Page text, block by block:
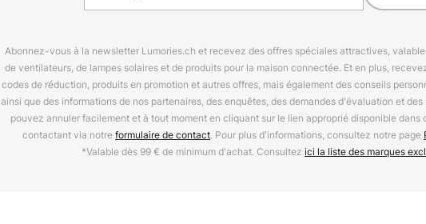
Abonnez-vous à la newsletter Lumories.ch et recevez des offres spéciales attractives,
de ventilateurs, de lampes solaires et de produits pour la maison connectée. Et en plus,
codes de réduction, produits en promotion et autres offres, mais également des conseils
ainsi que des informations de nos partenaires, des enquêtes, des demandes d'évaluation et
pouvez annuler facilement et à tout moment en cliquant sur le lien approprié disponible dans
contactant via notreformulaire de contact. Pour plus d'informations, consultez notre page
*Valable dès 99 € de minimum d'achat. Consultez ici la liste des marques